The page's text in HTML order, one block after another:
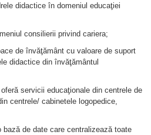
didactice în domeniul educaţiei
consilierii privind cariera;
de învăţământ cu valoare de suport
didactice din învăţământul
servicii educaţionale din centrele de
centrele/ cabinetele logopedice,
date care centralizează toate